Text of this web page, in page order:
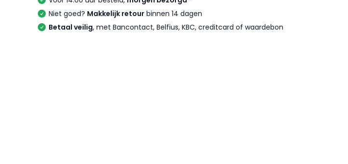
Niet goed? Makkelijk retour binnen 14 dagen
Betaal veilig, met Bancontact, Belfius, KBC, creditcard of waardebon